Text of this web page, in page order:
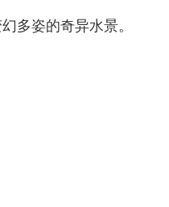
多姿的奇异水景。